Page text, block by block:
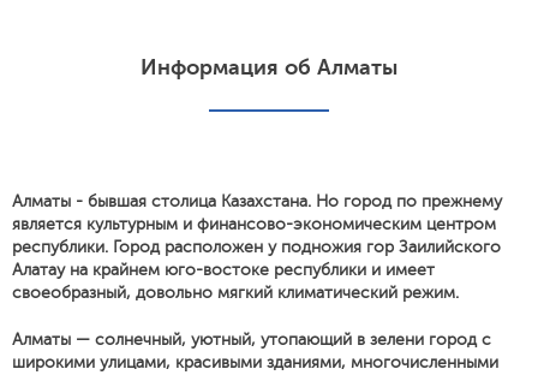
Информация об Алматы
Алматы - бывшая столица Казахстана. Но город по прежнему
является культурным и финансово-экономическим центром
республики. Город расположен у подножия гор Заилийского
Алатау на крайнем юго-востоке республики и имеет
своеобразный, довольно мягкий климатический режим.
Алматы — солнечный, уютный, утопающий в зелени город с
широкими улицами, красивыми зданиями, многочисленными